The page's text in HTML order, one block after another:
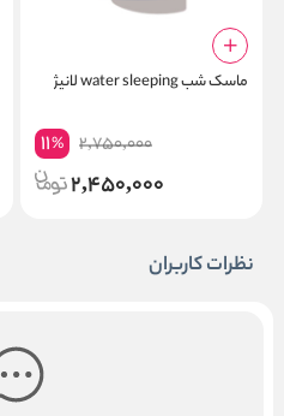
ماسک شب water sleeping لانیژ
2,750,000
11%
2,450,000
نظرات کاربران